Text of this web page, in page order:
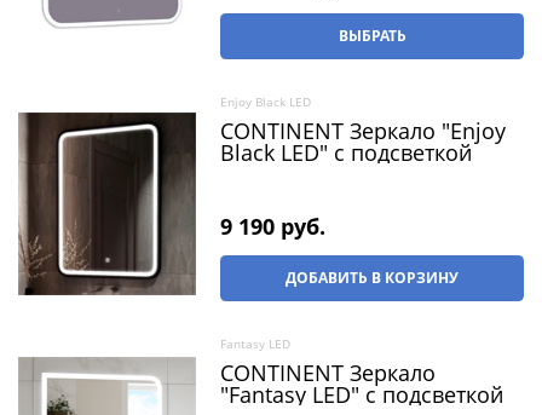
ВЫБРАТЬ
Enjoy Black LED
CONTINENT Зеркало "Enjoy
Black LED" c подсветкой
9 190 руб.
ДОБАВИТЬ В КОРЗИНУ
Fantasy LED
CONTINENT Зеркало
"Fantasy LED" c подсветкой